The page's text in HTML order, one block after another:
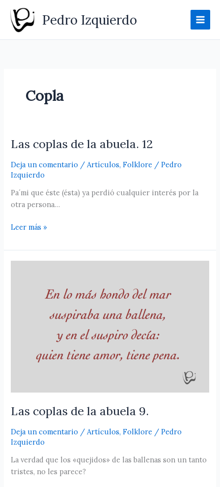
contenido
Pedro Izquierdo
Copla
Las coplas de la abuela. 12
Deja un comentario / Artículos,Folklore /Pedro
Izquierdo
Pa´mi que éste (ésta) ya perdió cualquier interés por la
otra persona…
Las
de
la
abuela.
12
Leer más »
Las coplas de la abuela 9.
Deja un comentario / Artículos,Folklore /Pedro
Izquierdo
La verdad que los «quejidos» de las ballenas son un tanto
tristes, no les parece?